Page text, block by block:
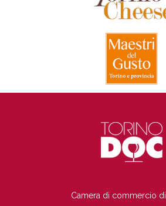
Camera di commercio